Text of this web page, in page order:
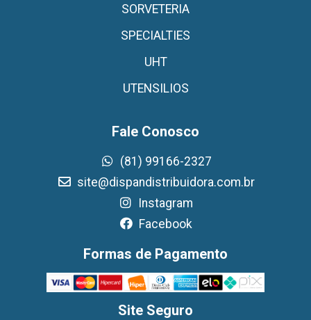
SORVETERIA
SPECIALTIES
UHT
UTENSILIOS
Fale Conosco
(81) 99166-2327
site@dispandistribuidora.com.br
Instagram
Facebook
Formas de Pagamento
Site Seguro